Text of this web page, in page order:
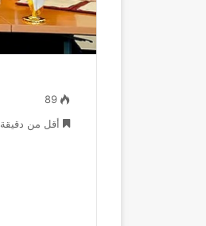
89
أقل من دقيقة